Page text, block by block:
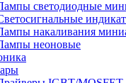
светодиодные
накаливания
неоновые